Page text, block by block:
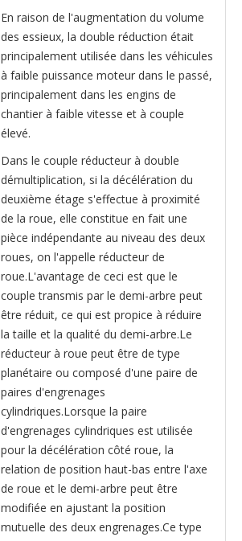
En raison de l'augmentation du volume
des essieux, la double réduction était
principalement utilisée dans les véhicules
à faible puissance moteur dans le passé,
principalement dans les engins de
chantier à faible vitesse et à couple
élevé.
Dans le couple réducteur à double
démultiplication, si la décélération du
deuxième étage s'effectue à proximité
de la roue, elle constitue en fait une
pièce indépendante au niveau des deux
roues, on l'appelle réducteur de
roue.L'avantage de ceci est que le
couple transmis par le demi-arbre peut
être réduit, ce qui est propice à réduire
la taille et la qualité du demi-arbre.Le
réducteur à roue peut être de type
planétaire ou composé d'une paire de
paires d'engrenages
cylindriques.Lorsque la paire
d'engrenages cylindriques est utilisée
pour la décélération côté roue, la
relation de position haut-bas entre l'axe
de roue et le demi-arbre peut être
modifiée en ajustant la position
mutuelle des deux engrenages.Ce type